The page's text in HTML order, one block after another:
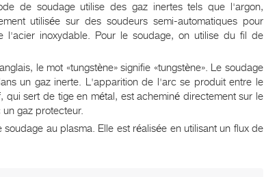
de soudage utilise des gaz inertes tels que l'argon,
utilisée sur des soudeurs semi-automatiques pour
l'acier inoxydable. Pour le soudage, on utilise du fil de
le mot «tungstène» signifie «tungstène». Le soudage
un gaz inerte. L'apparition de l'arc se produit entre le
sert de tige en métal, est acheminé directement sur le
gaz protecteur.
soudage au plasma. Elle est réalisée en utilisant un flux de